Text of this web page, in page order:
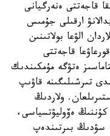
قاجەتتى ەنەرگيانى
ارقىلى جۇمىس
الۋعا بولاتىنىن
قاجەتتى
ەتۋگە مۇمكىندىك
تىرشىلىگىنە قاۋىپ
ولاردىڭ
كۇننىڭ ەۆوليۋتسياسى،
سۋدىڭ بىرتىندەپ